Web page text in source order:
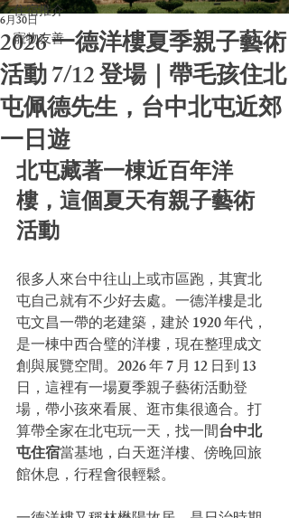
住宿推介
寵物友善
2026 一德洋樓夏季親子藝術
活動 7/12 登場｜帶毛孩住北
屯佩德先生，台中北屯近郊
一日遊
6月30日
北屯藏著一棟近百年洋
樓，這個夏天有親子藝術
活動
很多人來台中往山上或市區跑，其實北
屯自己就有不少好去處。一德洋樓是北
屯文昌一帶的老建築，建於 1920 年代，
是一棟中西合璧的洋樓，現在整理成文
創與展覽空間。2026 年 7 月 12 日到 13
日，這裡有一場夏季親子藝術活動登
場，帶小孩來看展、逛市集很適合。打
算帶全家在北屯玩一天，找一間台中北
屯住宿當基地，白天逛洋樓、傍晚回旅
館休息，行程會很輕鬆。